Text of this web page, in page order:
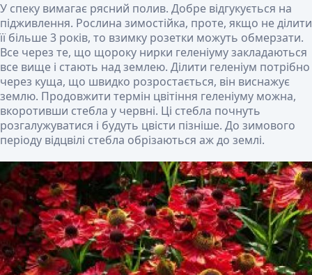
У спеку вимагає рясний полив. Добре відгукується на
підживлення. Рослина зимостійка, проте, якщо не ділити
її більше 3 років, то взимку розетки можуть обмерзати.
Все через те, що щороку нирки геленіуму закладаються
все вище і стають над землею. Ділити геленіум потрібно
через куща, що швидко розростається, він виснажує
землю. Продовжити термін цвітіння геленіуму можна,
вкоротивши стебла у червні. Ці стебла почнуть
розгалужуватися і будуть цвісти пізніше. До зимового
періоду відцвілі стебла обрізаються аж до землі.